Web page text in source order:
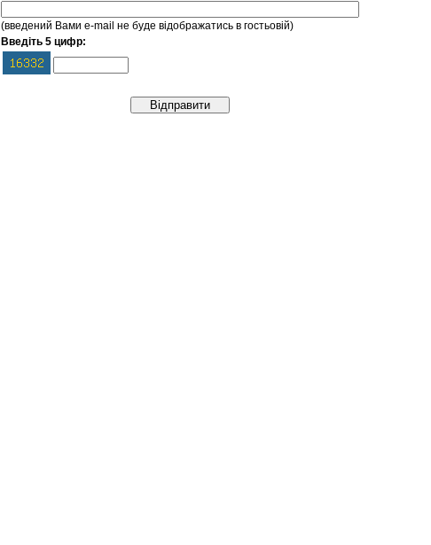
(введений Вами е-mail не буде відображатись в гостьовій)
Введіть 5 цифр: